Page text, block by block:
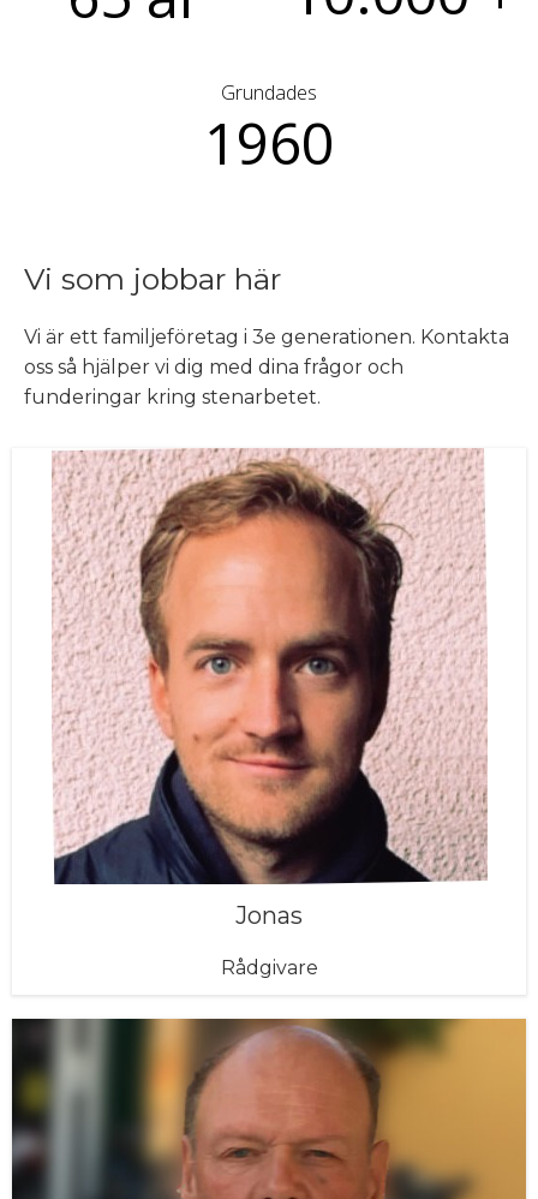
Grundades
1960
Vi som jobbar här
Vi är ett familjeföretag i 3e generationen. Kontakta
oss så hjälper vi dig med dina frågor och
funderingar kring stenarbetet.
Jonas
Rådgivare